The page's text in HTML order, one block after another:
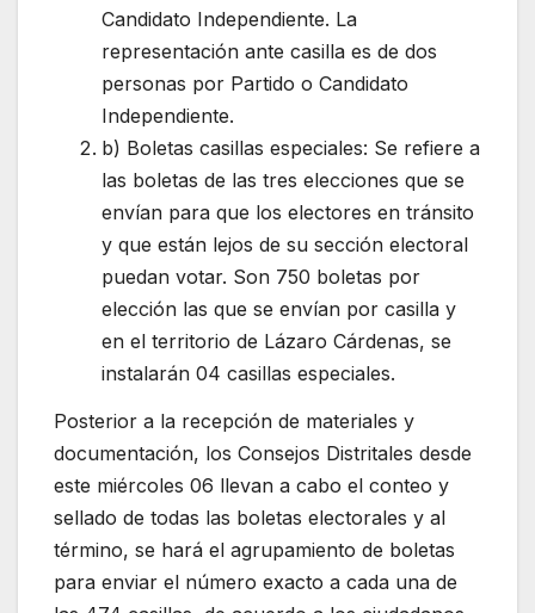
Candidato Independiente. La
representación ante casilla es de dos
personas por Partido o Candidato
Independiente.
b) Boletas casillas especiales: Se refiere a
las boletas de las tres elecciones que se
envían para que los electores en tránsito
y que están lejos de su sección electoral
puedan votar. Son 750 boletas por
elección las que se envían por casilla y
en el territorio de Lázaro Cárdenas, se
instalarán 04 casillas especiales.
Posterior a la recepción de materiales y
documentación, los Consejos Distritales desde
este miércoles 06 llevan a cabo el conteo y
sellado de todas las boletas electorales y al
término, se hará el agrupamiento de boletas
para enviar el número exacto a cada una de